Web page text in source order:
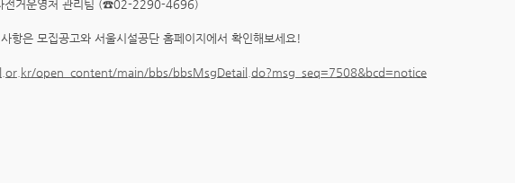
전거운영처 관리팀 (☎02-2290-4696)
항은 모집공고와 서울시설공단 홈페이지에서 확인해보세요!
open_content/main/bbs/bbsMsgDetail.do?msg_seq=7508&bcd=notice